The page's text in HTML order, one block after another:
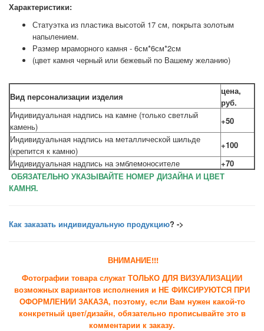
Характеристики:
Статуэтка из пластика высотой 17 см, покрыта золотым
напылением.
Размер мраморного камня - 6см*6см*2см
(цвет камня черный или бежевый по Вашему желанию)
Вид персонализации изделия
цена,
руб.
Индивидуальная надпись на камне (только светлый
камень)
+50
Индивидуальная надпись на металлической шильде
(крепится к камню)
+100
Индивидуальная надпись на эмблемоносителе
+70
ОБЯЗАТЕЛЬНО УКАЗЫВАЙТЕ НОМЕР ДИЗАЙНА И ЦВЕТ
КАМНЯ.
Как заказать индивидуальную продукцию? ->
ВНИМАНИЕ!!!
Фотографии товара служат ТОЛЬКО ДЛЯ ВИЗУАЛИЗАЦИИ
возможных вариантов исполнения и НЕ ФИКСИРУЮТСЯ ПРИ
ОФОРМЛЕНИИ ЗАКАЗА, поэтому, если Вам нужен какой-то
конкретный цвет/дизайн, обязательно прописывайте это в
комментарии к заказу.